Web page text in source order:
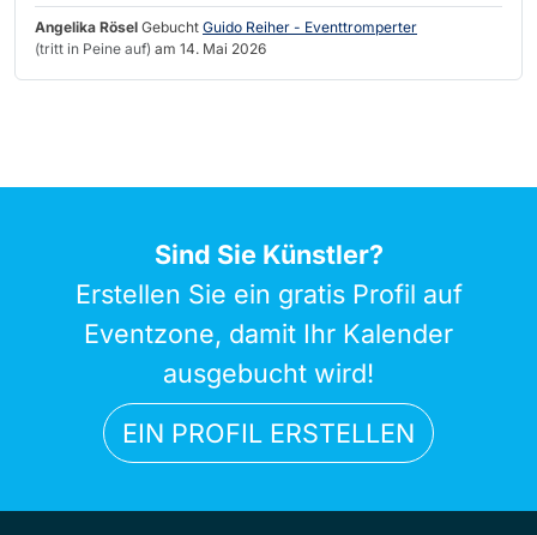
Angelika Rösel Gebucht Guido Reiher - Eventtromperter
(tritt in Peine auf) am 14. Mai 2026
Sind Sie Künstler?
Erstellen Sie ein gratis Profil auf
Eventzone, damit Ihr Kalender
ausgebucht wird!
EIN PROFIL ERSTELLEN